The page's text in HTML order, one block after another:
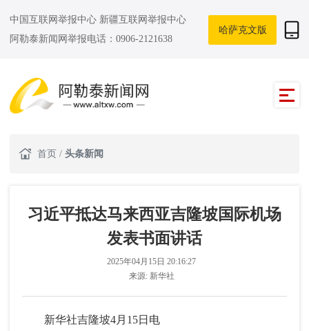
中国互联网举报中心 新疆互联网举报中心
阿勒泰新闻网举报电话：0906-2121638
哈萨克文版
首页 / 头条新闻
习近平抵达马来西亚吉隆坡国际机场
发表书面讲话
2025年04月15日 20:16:27
来源: 新华社
新华社吉隆坡4月15日电